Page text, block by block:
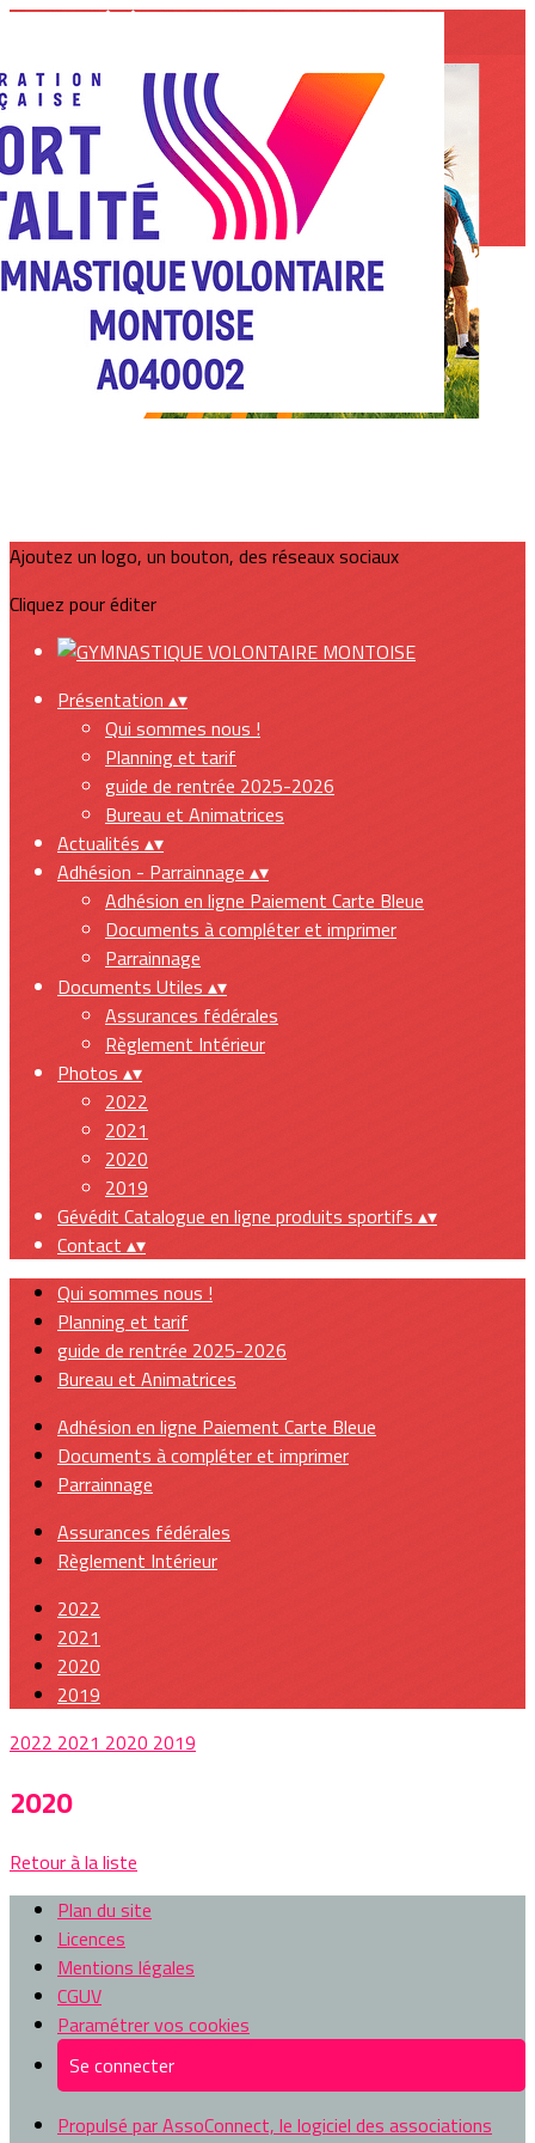
<
>
2022
2021
2020
2019
?>
Images de la page d'accueil
Cliquez pour éditer
Ajoutez un logo, un bouton, des réseaux sociaux
Cliquez pour éditer
Présentation ▴▾
Qui sommes nous !
Planning et tarif
guide de rentrée 2025-2026
Bureau et Animatrices
Actualités ▴▾
Adhésion - Parrainnage ▴▾
Adhésion en ligne Paiement Carte Bleue
Documents à compléter et imprimer
Parrainnage
Documents Utiles ▴▾
Assurances fédérales
Règlement Intérieur
Photos ▴▾
2022
2021
2020
2019
Gévédit Catalogue en ligne produits sportifs ▴▾
Contact ▴▾
Qui sommes nous !
Planning et tarif
guide de rentrée 2025-2026
Bureau et Animatrices
Adhésion en ligne Paiement Carte Bleue
Documents à compléter et imprimer
Parrainnage
Assurances fédérales
Règlement Intérieur
2022
2021
2020
2019
2022 2021 2020 2019
2020
Retour à la liste
Plan du site
Licences
Mentions légales
CGUV
Paramétrer vos cookies
Se connecter
Propulsé par AssoConnect, le logiciel des associations